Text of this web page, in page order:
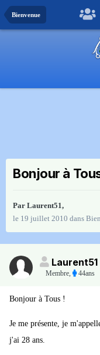
Bienvenue
Bonjour à
Par Laurent51,
le 19 juillet 2010 dans
Laurent51
Membre, 44ans
Bonjour à Tous !
Je me présente, je
j'ai 28 ans.